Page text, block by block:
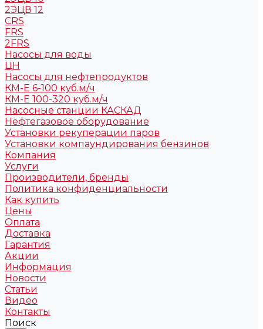
2ЭЦВ 12
CRS
FRS
2FRS
Насосы для воды
ЦН
Насосы для нефтепродуктов
КМ-Е 6-100 куб.м/ч
КМ-Е 100-320 куб.м/ч
Насосные станции КАСКАД
Нефтегазовое оборудование
Установки рекуперации паров
Установки компаундирования бензинов
Компания
Услуги
Производители, бренды
Политика конфиденциальности
Как купить
Цены
Оплата
Доставка
Гарантия
Акции
Информация
Новости
Статьи
Видео
Контакты
Поиск